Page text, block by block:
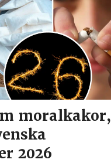
moralkakor,
2026